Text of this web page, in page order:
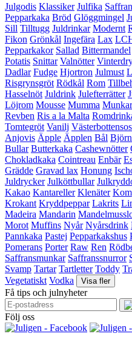
Julgodis Klassiker Julfika Saffran
Pepparkaka Bröd Glöggmingel
Sill Tilltugg Juldrinkar Modernt
Fikon Grönkål Ingefära Lax
Pepparkakor Sallad Bittermandel
Potatis Snittar Valnötter
Dadlar Fudge Hjortron Julmust
Risgrynsgröt Rödkål Rom
Hasselnöt Juldrink Julefterrätter
Löjrom Mousse Mumma Munkar
Revben Ris a la Malta
Tomtegröt Vanilj
Anjovis Äpple Äpplen Bål
Bullar Butterkaka Cashewnötter
Chokladkaka Cointreau Enbär
Grädde Gravad lax Honung
Juldrycker Julköttbullar
Kakao Kantareller Klenäter
Krokant Kryddpeppar Lakrits
Madeira Mandarin
Morot Muffins Nyår Nyårsdrink
Pannkaka Pastej Pepparkakshus
Pomerans Porter Raw Ren
Saffransmunkar Saffranssnurror
Svamp Tartar Tartletter Toddy
Vegetatiskt Vodka Visa fler
Få tips och julnyheter
Följ oss